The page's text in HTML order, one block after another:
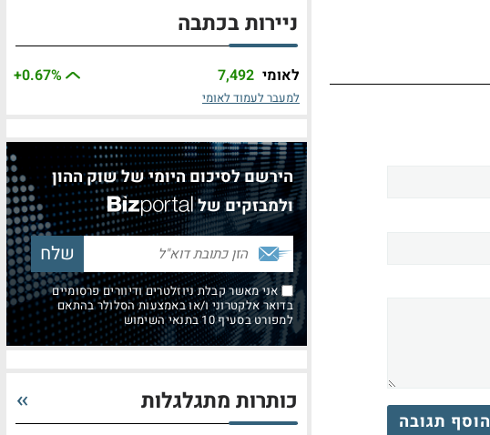
הוסף תגובה
ניירות בכתבה
לאומי 7,492
+0.67%
למעבר לעמוד לאומי
הירשם לסיכום היומי של שוק ההון
ולמבזקים של
אני מאשר קבלת ניוזלטרים ודיוורים פרסומיים
בדואר אלקטרוני ו/או באמצעות הסלולר בהתאם
למפורט בסעיף 10 בתנאי השימוש
כותרות מתגלגלות